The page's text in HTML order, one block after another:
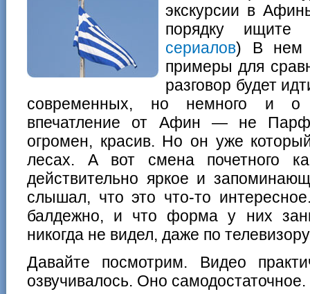
экскурсии в
порядку
сериалов) В нем
примеры для
разговор будет
современных, но немного и о
впечатление от Афин — не
огромен, красив. Но он уже
лесах. А вот смена почетного
действительно яркое и
слышал, что это что-то
балдежно, и что форма у них
никогда не видел, даже по
Давайте посмотрим. Видео
озвучивалось. Оно самодостаточное.